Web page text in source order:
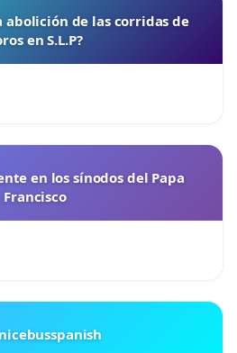
abolición de las corridas de
en S.L.P?
en los sínodos del Papa
Francisco